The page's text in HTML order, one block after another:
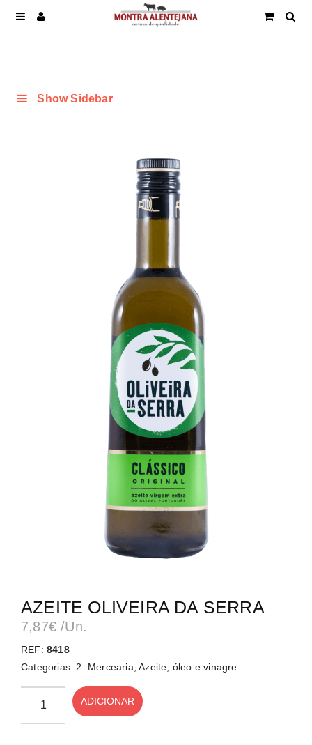
Show Sidebar
AZEITE OLIVEIRA DA SERRA
7,87€ /Un.
REF: 8418
Categorias: 2. Mercearia ,Azeite, óleo e vinagre
ADICIONAR